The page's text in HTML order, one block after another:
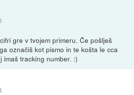
gre v tvojem primeru. Če pošlješ
označiš kot pismo in te košta le cca
imaš tracking number. :)